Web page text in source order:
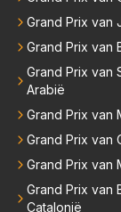
Grand Prix van
Grand Prix van
Grand Prix van
Arabië
Grand Prix van
Grand Prix van
Grand Prix van
Grand Prix van
Catalonië